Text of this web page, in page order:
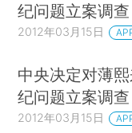
纪问题立案调查
2012年03月15日
中央决定对薄
纪问题立案调查
2012年03月15日